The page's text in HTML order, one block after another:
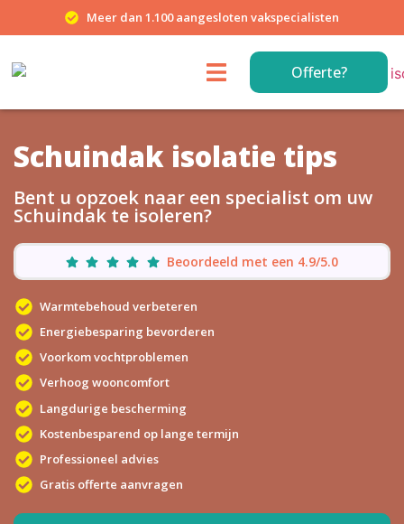
Meer dan 1.100 aangesloten vakspecialisten
Offerte?
Schuindak isolatie tips
Bent u opzoek naar een specialist om uw
Schuindak te isoleren?
Beoordeeld met een 4.9/5.0
Warmtebehoud verbeteren
Energiebesparing bevorderen
Voorkom vochtproblemen
Verhoog wooncomfort
Langdurige bescherming
Kostenbesparend op lange termijn
Professioneel advies
Gratis offerte aanvragen